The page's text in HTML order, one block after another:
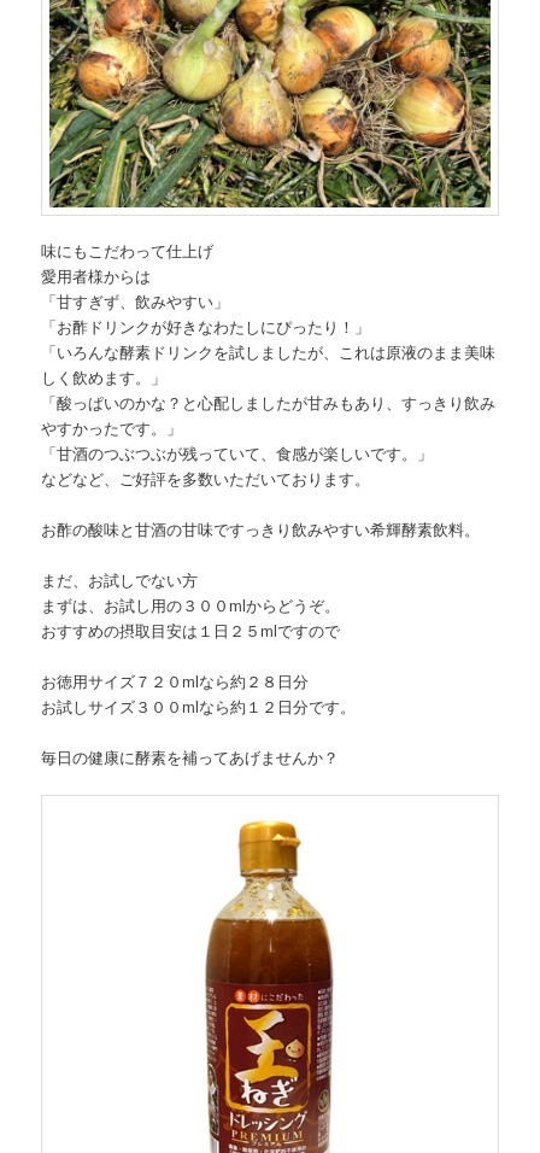
味にもこだわって仕上げ
愛用者様からは
「甘すぎず、飲みやすい」
「お酢ドリンクが好きなわたしにぴったり！」
「いろんな酵素ドリンクを試しましたが、これは原液のまま美味
しく飲めます。」
「酸っぱいのかな？と心配しましたが甘みもあり、すっきり飲み
やすかったです。」
「甘酒のつぶつぶが残っていて、食感が楽しいです。」
などなど、ご好評を多数いただいております。
お酢の酸味と甘酒の甘味ですっきり飲みやすい希輝酵素飲料。
まだ、お試しでない方
まずは、お試し用の３００mlからどうぞ。
おすすめの摂取目安は１日２５mlですので
お徳用サイズ７２０mlなら約２８日分
お試しサイズ３００mlなら約１２日分です。
毎日の健康に酵素を補ってあげませんか？